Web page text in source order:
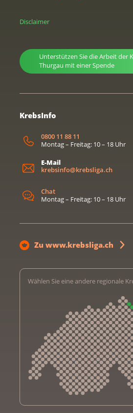
Disclaimer
Unterstützen Sie die Arbeit der
Thurgau mit einer Spende
KrebsInfo
0800 11 88 11
Montag – Freitag: 10 – 18 Uhr
E-Mail
krebsinfo@krebsliga.ch
Chat
Montag – Freitag: 10 – 18 Uhr
Zu www.krebsliga.ch
Wählen Sie eine andere regionale